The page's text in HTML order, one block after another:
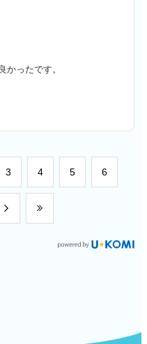
かったです。
​3 ​4 ​5 ​6